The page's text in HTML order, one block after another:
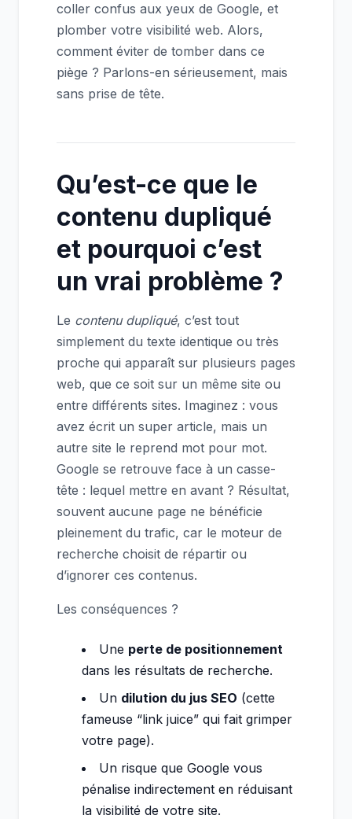
coller confus aux yeux de Google, et
plomber votre visibilité web. Alors,
comment éviter de tomber dans ce
piège ? Parlons-en sérieusement, mais
sans prise de tête.
Qu’est-ce que le
contenu dupliqué
et pourquoi c’est
un vrai problème ?
Le contenu dupliqué, c’est tout
simplement du texte identique ou très
proche qui apparaît sur plusieurs pages
web, que ce soit sur un même site ou
entre différents sites. Imaginez : vous
avez écrit un super article, mais un
autre site le reprend mot pour mot.
Google se retrouve face à un casse-
tête : lequel mettre en avant ? Résultat,
souvent aucune page ne bénéficie
pleinement du trafic, car le moteur de
recherche choisit de répartir ou
d’ignorer ces contenus.
Les conséquences ?
Une perte de positionnement
dans les résultats de recherche.
Un dilution du jus SEO (cette
fameuse “link juice” qui fait grimper
votre page).
Un risque que Google vous
pénalise indirectement en réduisant
la visibilité de votre site.